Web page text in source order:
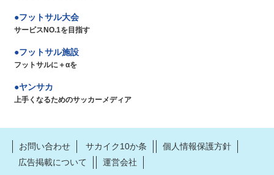
フットサル大会
サービスNO.1を目指す
フットサル施設
フットサルに＋αを
ヤンサカ
上手くなるためのサッカーメディア
お問い合わせ サカイク10か条
個人情報保護方針
広告掲載について
運営会社